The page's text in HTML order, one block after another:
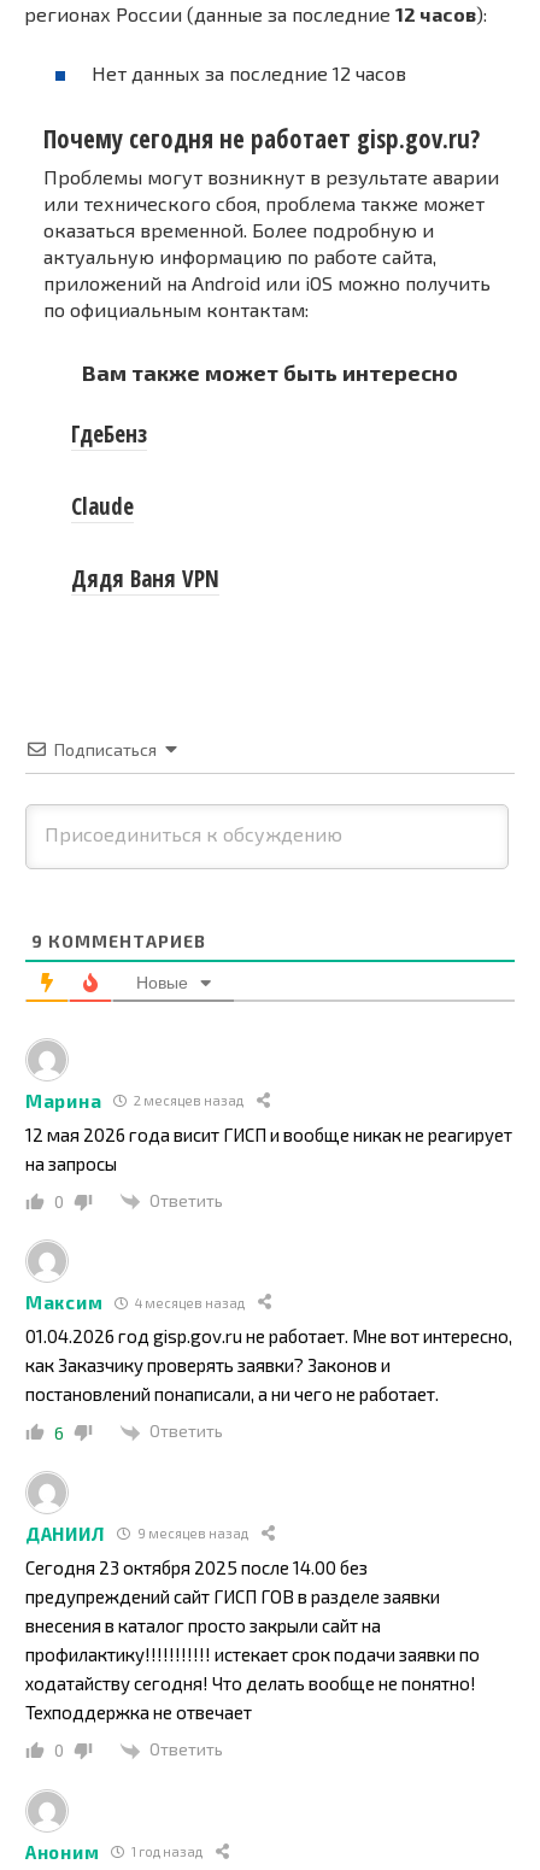
регионах России (данные за последние 12 часов):
Нет данных за последние 12 часов
Почему сегодня не работает gisp.gov.ru?
Проблемы могут возникнут в результате аварии
или технического сбоя, проблема также может
оказаться временной. Более подробную и
актуальную информацию по работе сайта,
приложений на Android или iOS можно получить
по официальным контактам:
Вам также может быть интересно
ГдеБенз
Claude
Дядя Ваня VPN
Подписаться
9 КОММЕНТАРИЕВ
Новые
Марина 2 месяцев назад
12 мая 2026 года висит ГИСП и вообще никак не реагирует
на запросы
0 Ответить
Максим 4 месяцев назад
01.04.2026 год gisp.gov.ru не работает. Мне вот интересно,
как Заказчику проверять заявки? Законов и
постановлений понаписали, а ни чего не работает.
6 Ответить
ДАНИИЛ 9 месяцев назад
Сегодня 23 октября 2025 после 14.00 без
предупреждений сайт ГИСП ГОВ в разделе заявки
внесения в каталог просто закрыли сайт на
профилактику!!!!!!!!!!! истекает срок подачи заявки по
ходатайству сегодня! Что делать вообще не понятно!
Техподдержка не отвечает
0 Ответить
Аноним 1 год назад